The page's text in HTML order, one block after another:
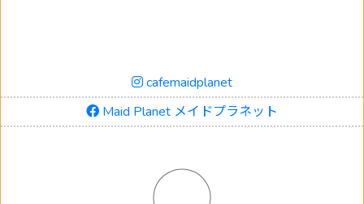
cafemaidplanet
Maid Planet メイドプラネット